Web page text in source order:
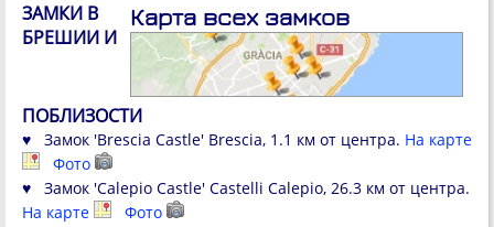
Карта всех замков
ЗАМКИ В
БРЕШИИ И
ПОБЛИЗОСТИ
♥ Замок 'Brescia Castle' Brescia, 1.1 км от центра. На карте
Фото
♥ Замок 'Calepio Castle' Castelli Calepio, 26.3 км от центра.
На карте
Фото